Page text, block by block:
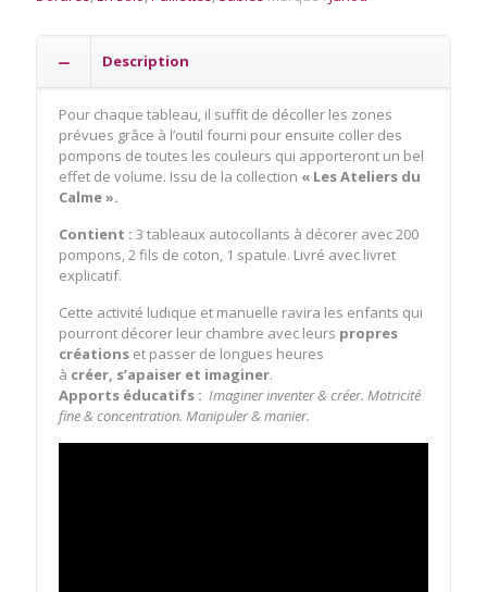
Description
Pour chaque tableau, il suffit de décoller les zones
prévues grâce à l’outil fourni pour ensuite coller des
pompons de toutes les couleurs qui apporteront un bel
effet de volume. Issu de la collection « Les Ateliers du
Calme ».
Contient : 3 tableaux autocollants à décorer avec 200
pompons, 2 fils de coton, 1 spatule. Livré avec livret
explicatif.
Cette activité ludique et manuelle ravira les enfants qui
pourront décorer leur chambre avec leurs propres
créations et passer de longues heures
à créer, s’apaiser et imaginer.
Apports éducatifs : Imaginer inventer & créer. Motricité
fine & concentration. Manipuler & manier.